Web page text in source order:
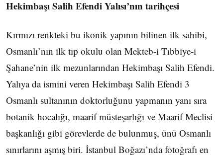
Hekimbaşı Salih Efendi Yalısı’nın tarihçesi
Kırmızı renkteki bu ikonik yapının bilinen ilk sahibi,
Osmanlı’nın ilk tıp okulu olan Mekteb-i Tıbbiye-i
Şahane’nin ilk mezunlarından Hekimbaşı Salih Efendi.
Yalıya da ismini veren Hekimbaşı Salih Efendi 3
Osmanlı sultanının doktorluğunu yapmanın yanı sıra
botanik hocalığı, maarif müsteşarlığı ve Maarif Meclisi
başkanlığı gibi görevlerde de bulunmuş, ünü Osmanlı
sınırlarını aşmış biri. İstanbul Boğazı’nda fotoğrafı en